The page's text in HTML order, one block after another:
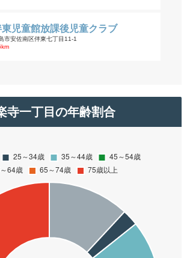
東児童館放課後児童クラブ
市安佐南区伴東七丁目11-1
寺一丁目の年齢割合